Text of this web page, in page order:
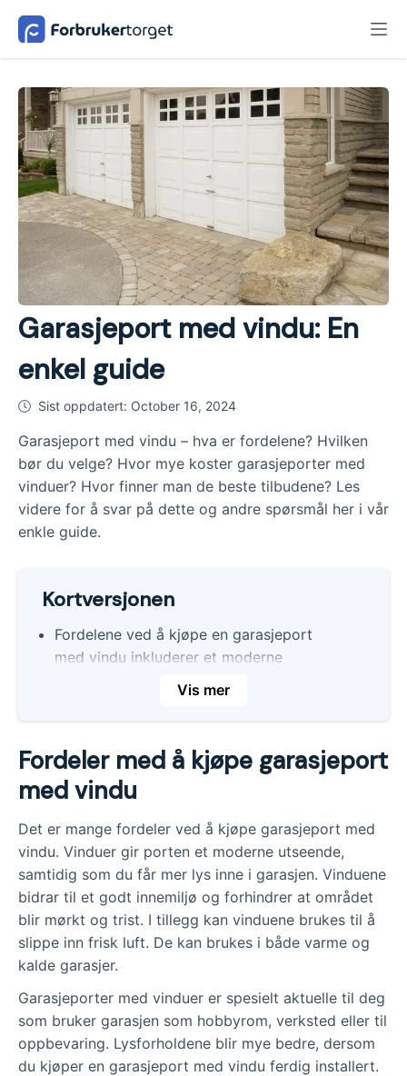
Garasjeport med vindu: En
enkel guide
Sist oppdatert: October 16, 2024
Garasjeport med vindu – hva er fordelene? Hvilken
bør du velge? Hvor mye koster garasjeporter med
vinduer? Hvor finner man de beste tilbudene? Les
videre for å svar på dette og andre spørsmål her i vår
enkle guide.
Kortversjonen
Fordelene ved å kjøpe en garasjeport
med vindu inkluderer et moderne
utseende, mer lysinnslipp i garasjen og
spesielt godt til garasjer som brukes som
hobbyrom, verksted eller til oppbevaring.
og materialer for vinduene i
garasjeporten, og det finnes også
tilleggsutstyr som portåpnere og
sikkerhetssystemer.
Prisen på garasjeporter med vinduer
varierer avhengig av størrelse,
anbefales å sammenligne priser og
kvalitet fra ulike leverandører før du tar
en beslutning.
Vis mer
Fordeler med å kjøpe garasjeport
med vindu
Det er mange fordeler ved å kjøpe garasjeport med
vindu. Vinduer gir porten et moderne utseende,
samtidig som du får mer lys inne i garasjen. Vinduene
bidrar til et godt innemiljø og forhindrer at området
blir mørkt og trist. I tillegg kan vinduene brukes til å
slippe inn frisk luft. De kan brukes i både varme og
kalde garasjer.
Garasjeporter med vinduer er spesielt aktuelle til deg
som bruker garasjen som hobbyrom, verksted eller til
oppbevaring. Lysforholdene blir mye bedre, dersom
du kjøper en garasjeport med vindu ferdig installert.